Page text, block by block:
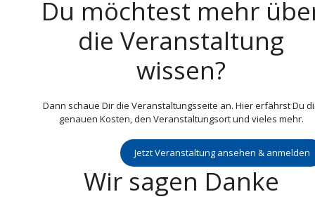
Du möchtest mehr
die Veranstaltung
wissen?
Dann schaue Dir die Veranstaltungsseite an. Hier erfährst Du
genauen Kosten, den Veranstaltungsort und vieles mehr.
Jetzt Veranstaltung ansehen & anmelden
Wir sagen Danke